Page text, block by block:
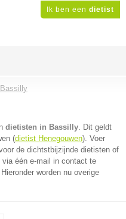
Ik ben een dietist
Bassilly
dietisten in Bassilly. Dit geldt
(dietist Henegouwen). Voer
de dichtstbijzijnde dietisten of
via één e-mail in contact te
worden nu overige